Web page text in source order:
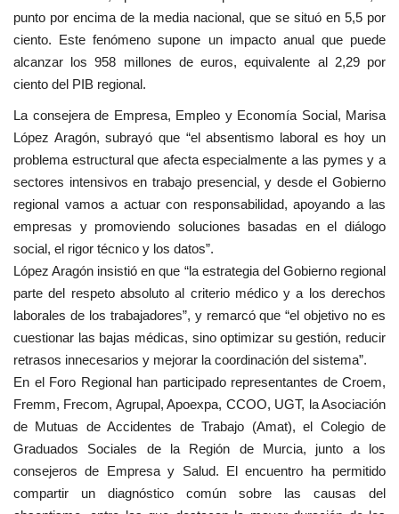
punto por encima de la media nacional, que se situó en 5,5 por
ciento. Este fenómeno supone un impacto anual que puede
alcanzar los 958 millones de euros, equivalente al 2,29 por
ciento del PIB regional.
La consejera de Empresa, Empleo y Economía Social, Marisa
López Aragón, subrayó que “el absentismo laboral es hoy un
problema estructural que afecta especialmente a las pymes y a
sectores intensivos en trabajo presencial, y desde el Gobierno
regional vamos a actuar con responsabilidad, apoyando a las
empresas y promoviendo soluciones basadas en el diálogo
social, el rigor técnico y los datos”.
López Aragón insistió en que “la estrategia del Gobierno regional
parte del respeto absoluto al criterio médico y a los derechos
laborales de los trabajadores”, y remarcó que “el objetivo no es
cuestionar las bajas médicas, sino optimizar su gestión, reducir
retrasos innecesarios y mejorar la coordinación del sistema”.
En el Foro Regional han participado representantes de Croem,
Fremm, Frecom, Agrupal, Apoexpa, CCOO, UGT, la Asociación
de Mutuas de Accidentes de Trabajo (Amat), el Colegio de
Graduados Sociales de la Región de Murcia, junto a los
consejeros de Empresa y Salud. El encuentro ha permitido
compartir un diagnóstico común sobre las causas del